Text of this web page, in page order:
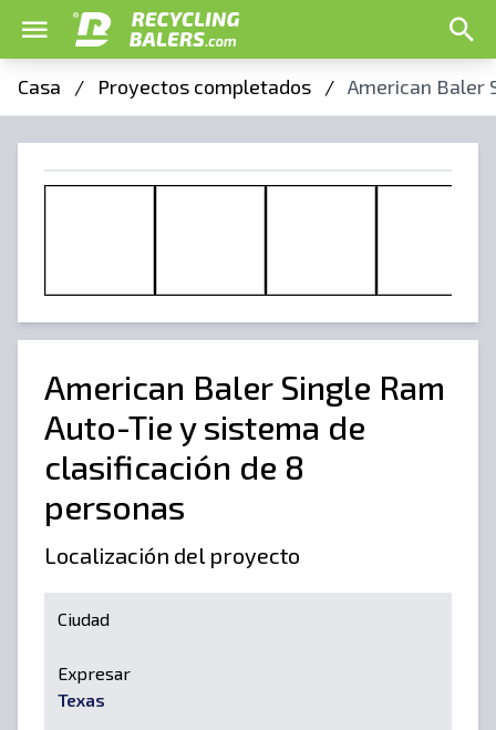
Casa / Proyectos completados / American Baler
American Baler Single Ram
Auto-Tie y sistema de
clasificación de 8
personas
Localización del proyecto
Ciudad
Expresar
Texas